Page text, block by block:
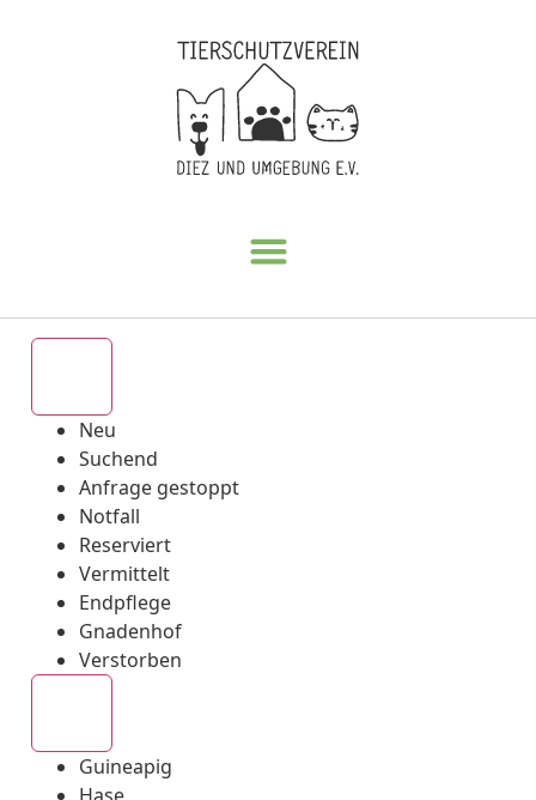
Neu
Suchend
Anfrage gestoppt
Notfall
Reserviert
Vermittelt
Endpflege
Gnadenhof
Verstorben
Guineapig
Hase